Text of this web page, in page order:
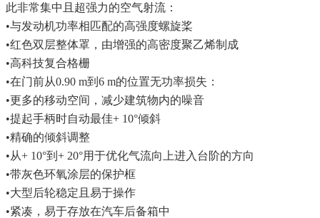
此非常集中且超强力的空气射流：
•与发动机功率相匹配的高强度螺旋桨
•红色双层整体罩，由增强的高密度聚乙烯制成
•高科技复合格栅
•在门前从0.90 m到6 m的位置无功率损失：
•更多的移动空间，减少建筑物内的噪音
•提起手柄时自动最佳+ 10°倾斜
•精确的倾斜调整
•从+ 10°到+ 20°用于优化气流向上进入台阶的方向
•带灰色环氧涂层的保护框
•大型后轮稳定且易于操作
•紧凑，易于存放在汽车后备箱中